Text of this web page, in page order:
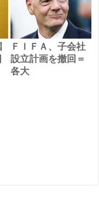
ＦＩＦＡ、子会社
設立計画を撤回＝
各大